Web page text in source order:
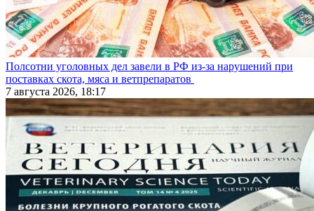
Полсотни уголовных дел завели в РФ из-за нарушений при
поставках скота, мяса и ветпрепаратов
7 августа 2026, 18:17